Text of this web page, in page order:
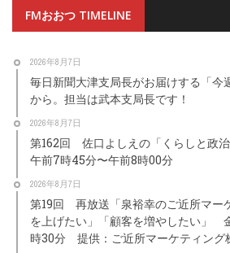
FMおおつ TIMELINE
2026年8月7日
毎日新聞大津支局長がお届けする「今
から。担当は武本支局長です！
2026年8月7日
第162回 佐口よしえの「くらしと政
午前7時45分〜午前8時00分
2026年8月7日
第19回 再放送「泉裕幸のご近所マー
を上げたい」「顧客を増やしたい」
時30分 提供：ご近所マーケティング